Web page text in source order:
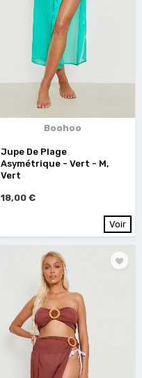
Boohoo
Jupe De Plage
Asymétrique - Vert - M,
Vert
18,00 €
Voir